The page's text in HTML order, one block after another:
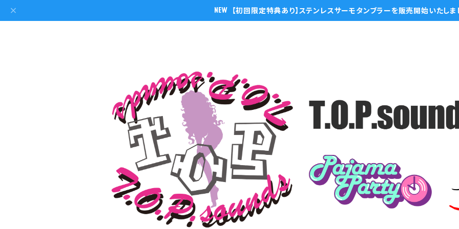
【初回限定特典あり】ステンレスサーモタンブラーを販売開始いたしま